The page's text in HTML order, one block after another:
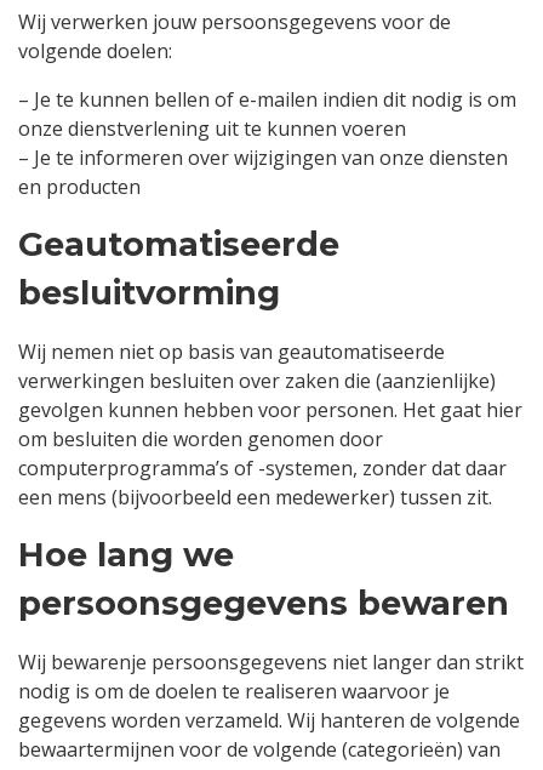
Wij verwerken jouw persoonsgegevens voor de
volgende doelen:
– Je te kunnen bellen of e-mailen indien dit nodig is om
onze dienstverlening uit te kunnen voeren
– Je te informeren over wijzigingen van onze diensten
en producten
Geautomatiseerde
besluitvorming
Wij nemen niet op basis van geautomatiseerde
verwerkingen besluiten over zaken die (aanzienlijke)
gevolgen kunnen hebben voor personen. Het gaat hier
om besluiten die worden genomen door
computerprogramma’s of -systemen, zonder dat daar
een mens (bijvoorbeeld een medewerker) tussen zit.
Hoe lang we
persoonsgegevens bewaren
Wij bewarenje persoonsgegevens niet langer dan strikt
nodig is om de doelen te realiseren waarvoor je
gegevens worden verzameld. Wij hanteren de volgende
bewaartermijnen voor de volgende (categorieën) van